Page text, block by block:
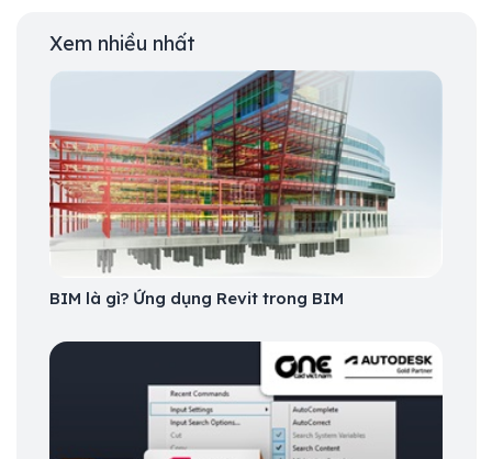
Xem nhiều nhất
BIM là gì? Ứng dụng Revit trong BIM